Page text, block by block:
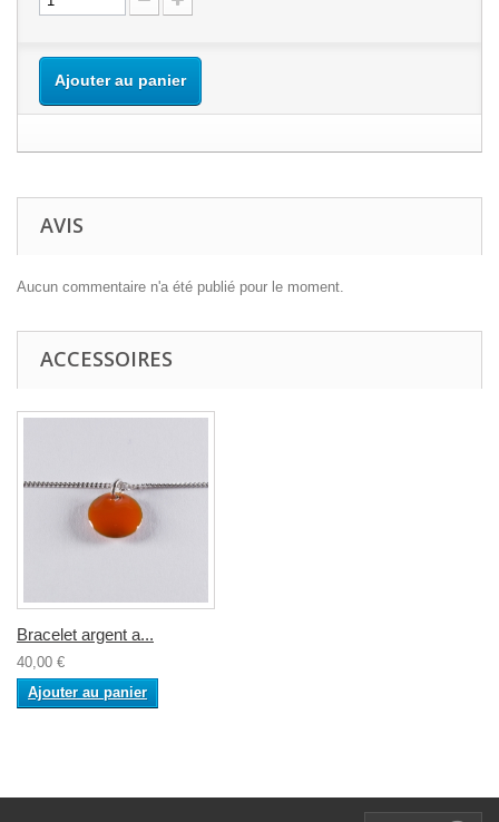
Ajouter au panier
AVIS
Aucun commentaire n'a été publié pour le moment.
ACCESSOIRES
Bracelet argent a...
40,00 €
Ajouter au panier